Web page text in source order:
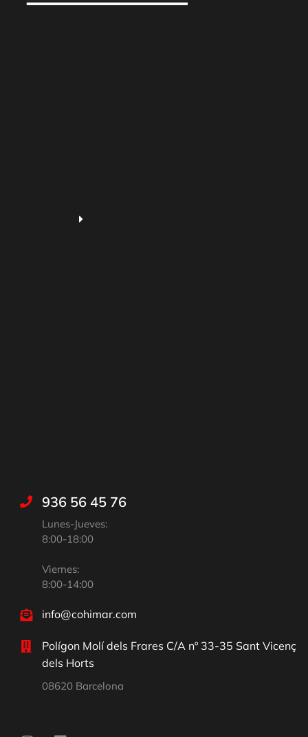
936 56 45 76
Lunes-Jueves:
8:00-18:00
Viernes:
8:00-14:00
info@cohimar.com
Polígon Molí dels Frares C/A nº 33-35 Sant Vicenç
dels Horts
08620 Barcelona